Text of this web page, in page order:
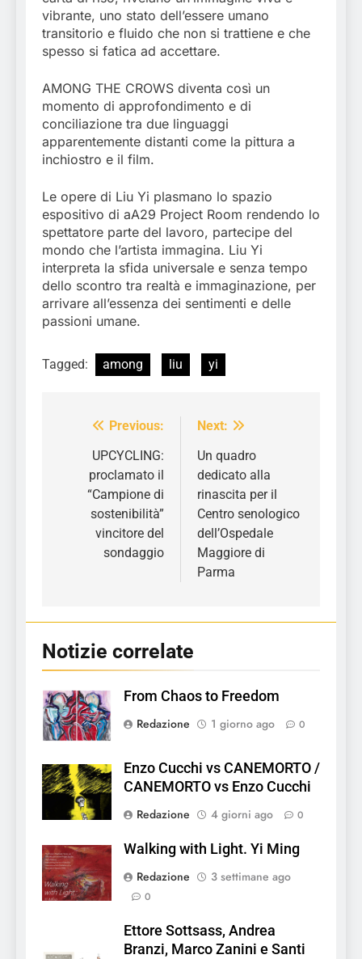
vibrante, uno stato dell’essere umano
transitorio e fluido che non si trattiene e che
spesso si fatica ad accettare.
AMONG THE CROWS diventa così un
momento di approfondimento e di
conciliazione tra due linguaggi
apparentemente distanti come la pittura a
inchiostro e il film.
Le opere di Liu Yi plasmano lo spazio
espositivo di aA29 Project Room rendendo lo
spettatore parte del lavoro, partecipe del
mondo che l’artista immagina. Liu Yi
interpreta la sfida universale e senza tempo
dello scontro tra realtà e immaginazione, per
arrivare all’essenza dei sentimenti e delle
passioni umane.
Tagged: among liu yi
Navigazione
articoli
Previous:
UPCYCLING:
proclamato il
“Campione di
sostenibilità”
vincitore del
sondaggio
Next:
Un quadro
dedicato alla
rinascita per il
Centro senologico
dell’Ospedale
Maggiore di
Parma
Notizie correlate
From Chaos to Freedom
Redazione
1 giorno ago 0
Enzo Cucchi vs CANEMORTO /
CANEMORTO vs Enzo Cucchi
Redazione
4 giorni ago 0
Walking with Light. Yi Ming
Redazione
3 settimane ago
0
Ettore Sottsass, Andrea
Branzi, Marco Zanini e Santi